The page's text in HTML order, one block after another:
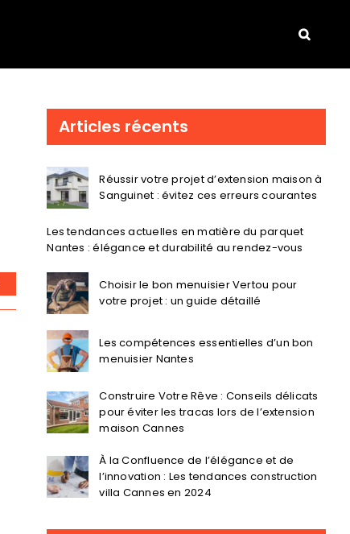
Articles récents
Réussir votre projet d’extension maison à
Sanguinet : évitez ces erreurs courantes
Les tendances actuelles en matière du parquet
Nantes : élégance et durabilité au rendez-vous
Choisir le bon menuisier Vertou pour
votre projet : un guide détaillé
Les compétences essentielles d’un bon
menuisier Nantes
Construire Votre Rêve : Conseils délicats
pour éviter les tracas lors de l’extension
maison Cannes
À la Confluence de l’élégance et de
l’innovation : Les tendances construction
villa Cannes en 2024